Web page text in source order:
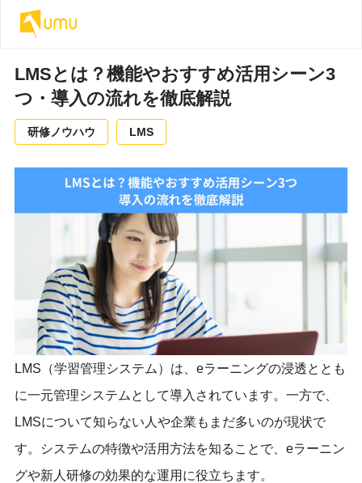
LMSとは？機能やおすすめ活用シーン3
つ・導入の流れを徹底解説
研修ノウハウ LMS
LMS（学習管理システム）は、eラーニングの浸透ととも
に一元管理システムとして導入されています。一方で、
LMSについて知らない人や企業もまだ多いのが現状で
す。システムの特徴や活用方法を知ることで、eラーニン
グや新人研修の効果的な運用に役立ちます。